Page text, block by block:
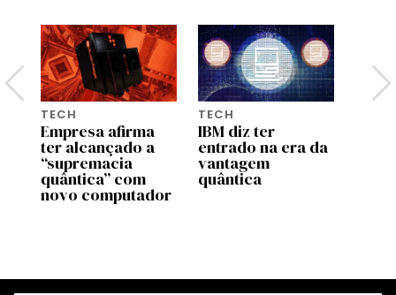
TECH
Empresa afirma
ter alcançado a
“supremacia
quântica” com
novo computador
TECH
IBM diz ter
entrado na era da
vantagem
quântica